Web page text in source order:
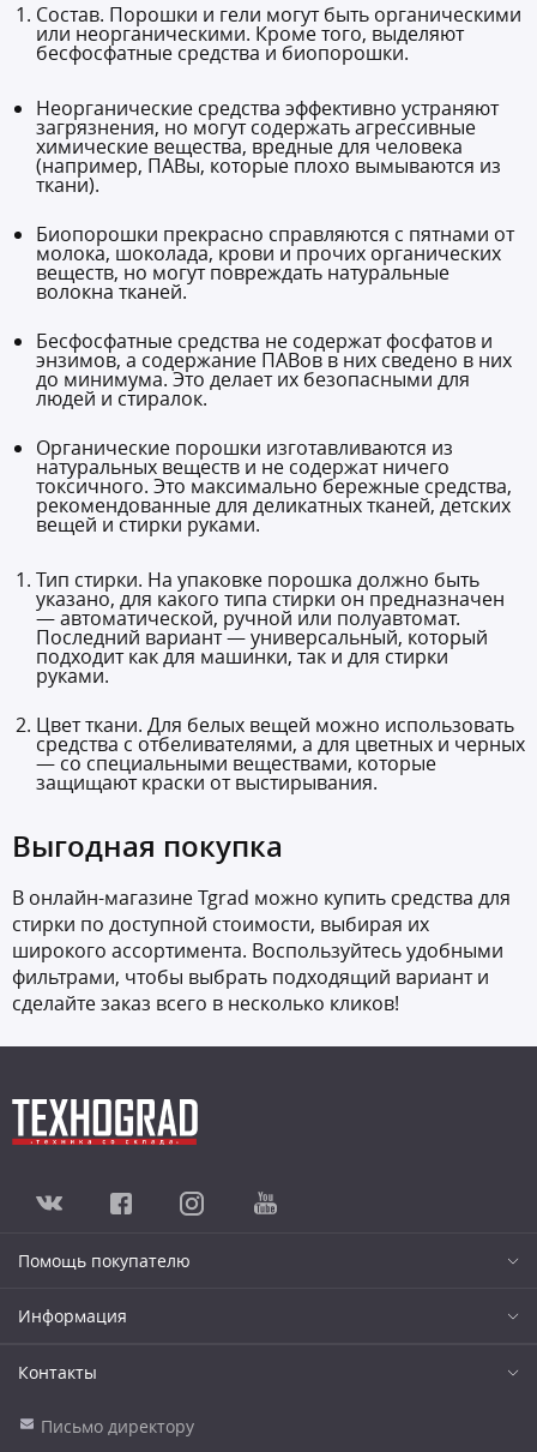
Состав. Порошки и гели могут быть органическими
или неорганическими. Кроме того, выделяют
бесфосфатные средства и биопорошки.
Неорганические средства эффективно устраняют
загрязнения, но могут содержать агрессивные
химические вещества, вредные для человека
(например, ПАВы, которые плохо вымываются из
ткани).
Биопорошки прекрасно справляются с пятнами от
молока, шоколада, крови и прочих органических
веществ, но могут повреждать натуральные
волокна тканей.
Бесфосфатные средства не содержат фосфатов и
энзимов, а содержание ПАВов в них сведено в них
до минимума. Это делает их безопасными для
людей и стиралок.
Органические порошки изготавливаются из
натуральных веществ и не содержат ничего
токсичного. Это максимально бережные средства,
рекомендованные для деликатных тканей, детских
вещей и стирки руками.
Тип стирки. На упаковке порошка должно быть
указано, для какого типа стирки он предназначен
— автоматической, ручной или полуавтомат.
Последний вариант — универсальный, который
подходит как для машинки, так и для стирки
руками.
Цвет ткани. Для белых вещей можно использовать
средства с отбеливателями, а для цветных и черных
— со специальными веществами, которые
защищают краски от выстирывания.
Выгодная покупка
В онлайн-магазине Tgrad можно купить средства для
стирки по доступной стоимости, выбирая их
широкого ассортимента. Воспользуйтесь удобными
фильтрами, чтобы выбрать подходящий вариант и
сделайте заказ всего в несколько кликов!
Помощь покупателю
Информация
Контакты
Письмо директору